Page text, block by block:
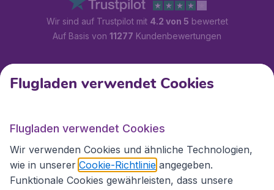
Wir sind auf Trustpilot mit 4.2 von 5 bewertet
Auf Basis von 11277 Kundenbewertungen
Kundenservice
Flugladen.at
Internationale Webseiten
Flugladen verwendet Cookies
Flugladen verwendet Cookies
Wir verwenden Cookies und ähnliche Technologien,
wie in unserer Cookie-Richtlinie angegeben.
Funktionale Cookies gewährleisten, dass unsere